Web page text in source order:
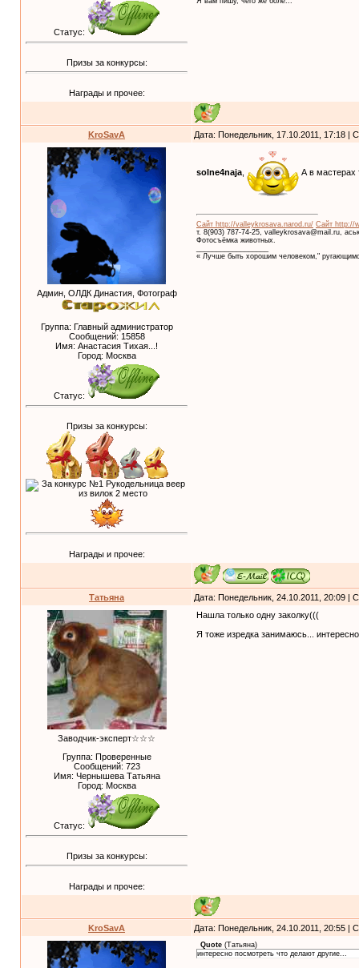
Статус:
Призы за конкурсы:
Награды и прочее:
KroSavA Дата: Понедельник, 17.10.2011, 17:18 |
Админ, ОЛДК Династия, Фотограф
Группа: Главный администратор
Сообщений: 15858
Имя: Анастасия Тихая...!
Город: Москва
Статус:
Призы за конкурсы:
Награды и прочее:
solne4naja А в мастерах
Сайт http://valleykrosava.narod.ru/ Сайт http://
т. 8(903) 787-74-25, valleykrosava@mail.ru,
Фотосъёмка животных.
« Лучше быть хорошим человеком,"
Татьяна Дата: Понедельник, 24.10.2011, 20:09 |
Заводчик-эксперт☆☆☆
Группа: Проверенные
Сообщений: 723
Имя: Чернышева Татьяна
Город: Москва
Статус:
Призы за конкурсы:
Награды и прочее:
Нашла только одну заколку(((
Я тоже изредка занимаюсь...
KroSavA Дата: Понедельник, 24.10.2011, 20:55 |
Quote (Татьяна)
интересно посмотреть что делают другие...